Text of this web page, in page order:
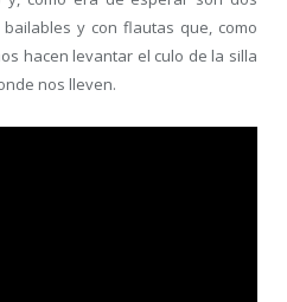
y con flautas que, como
hacen levantar el culo de la silla
nos lleven.